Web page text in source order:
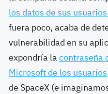
los datos de sus
fuera poco, acaba de
vulnerabilidad en su
expondría la contraseña
Microsoft de los usuarios
de SpaceX (e